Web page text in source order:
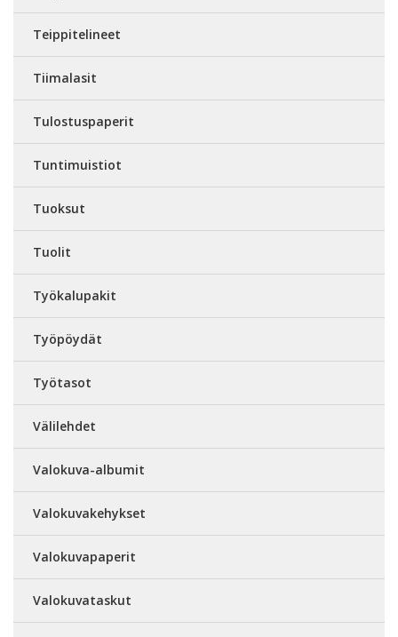
Teippitelineet
Tiimalasit
Tulostuspaperit
Tuntimuistiot
Tuoksut
Tuolit
Työkalupakit
Työpöydät
Työtasot
Välilehdet
Valokuva-albumit
Valokuvakehykset
Valokuvapaperit
Valokuvataskut